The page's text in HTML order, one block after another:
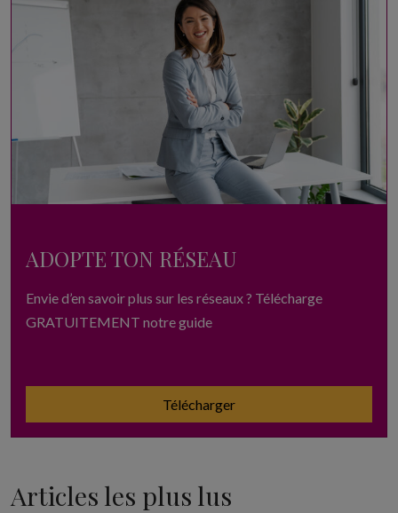
ADOPTE TON RÉSEAU
Envie d’en savoir plus sur les réseaux ? Télécharge
GRATUITEMENT notre guide
Télécharger
Articles les plus lus